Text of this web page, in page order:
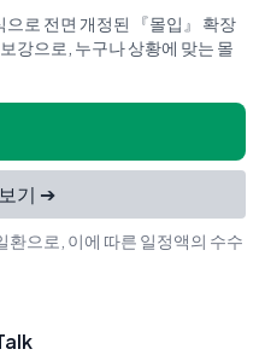
로 전면 개정된 『몰입』 확장
강으로, 누구나 상황에 맞는 몰
기 ➔
환으로, 이에 따른 일정액의 수수